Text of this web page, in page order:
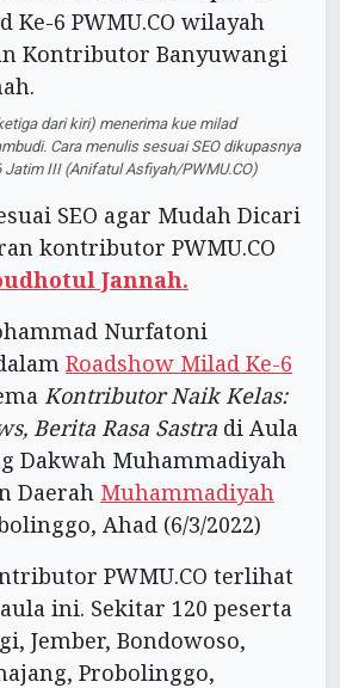
dari kiri) menerima kue milad
Cara menulis sesuai SEO dikupasnya
Jatim III (Anifatul Asfiyah/PWMU.CO)
SEO agar Mudah Dicari
kontributor PWMU.CO
Jannah.
Nurfatoni
Roadshow Milad Ke-6
Kontributor Naik Kelas:
Berita Rasa Sastra di Aula
Dakwah Muhammadiyah
Daerah Muhammadiyah
Ahad (6/3/2022)
PWMU.CO terlihat
ini. Sekitar 120 peserta
Jember, Bondowoso,
Probolinggo,